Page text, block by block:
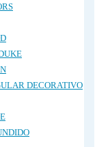
DECORATIVO